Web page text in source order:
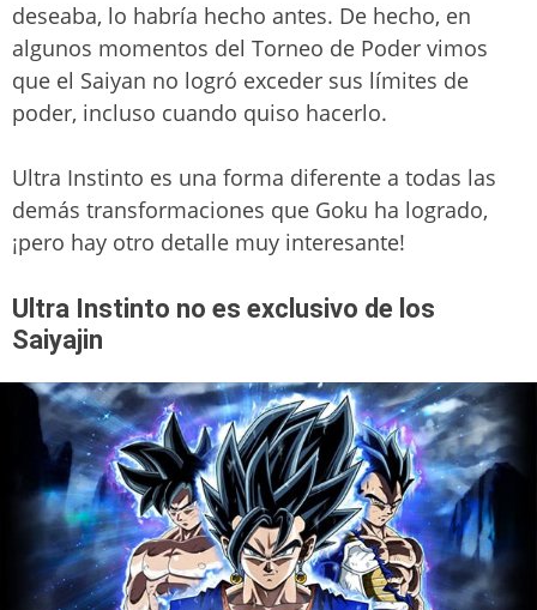
deseaba, lo habría hecho antes. De hecho, en
algunos momentos del Torneo de Poder vimos
que el Saiyan no logró exceder sus límites de
poder, incluso cuando quiso hacerlo.
Ultra Instinto es una forma diferente a todas las
demás transformaciones que Goku ha logrado,
¡pero hay otro detalle muy interesante!
Ultra Instinto no es exclusivo de los
Saiyajin